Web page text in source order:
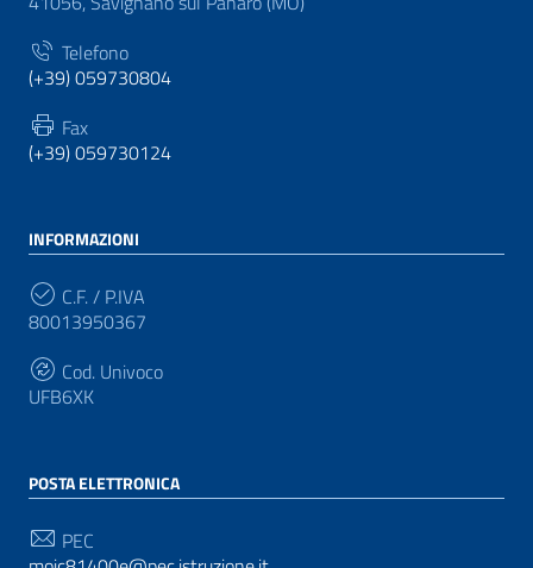
Telefono
(+39) 059730804
Fax
(+39) 059730124
INFORMAZIONI
C.F. / P.IVA
80013950367
Cod. Univoco
UFB6XK
POSTA ELETTRONICA
PEC